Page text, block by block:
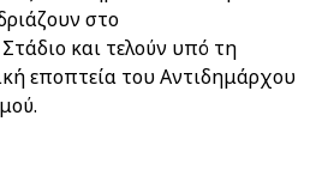
στο
και τελούν υπό τη
εποπτεία του Αντιδημάρχου